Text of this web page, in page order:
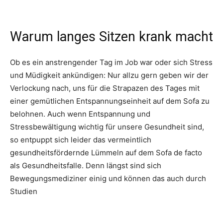
Warum langes Sitzen krank macht
Ob es ein anstrengender Tag im Job war oder sich Stress
und Müdigkeit ankündigen: Nur allzu gern geben wir der
Verlockung nach, uns für die Strapazen des Tages mit
einer gemütlichen Entspannungseinheit auf dem Sofa zu
belohnen. Auch wenn Entspannung und
Stressbewältigung wichtig für unsere Gesundheit sind,
so entpuppt sich leider das vermeintlich
gesundheitsfördernde Lümmeln auf dem Sofa de facto
als Gesundheitsfalle. Denn längst sind sich
Bewegungsmediziner einig und können das auch durch
Studien